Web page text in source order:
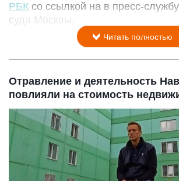
РБК со ссылкой на в пресс-
суда Москвы.
Читать полностью
Отравление и деятельность
повлияли на стоимость